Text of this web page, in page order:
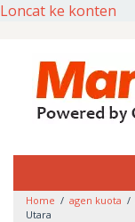
Loncat ke konten
Home / agen kuota /
Utara